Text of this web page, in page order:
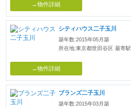
→物件詳細
シティハウス二子玉川
築年数:2015年05月築
所在地:東京都世田谷区 最寄
→物件詳細
ブランズ二子玉川
築年数:2015年03月築